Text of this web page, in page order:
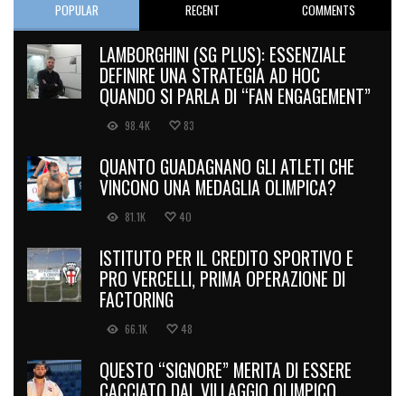
POPULAR RECENT COMMENTS
LAMBORGHINI (SG PLUS): ESSENZIALE
DEFINIRE UNA STRATEGIA AD HOC
QUANDO SI PARLA DI “FAN ENGAGEMENT”
98.4K 83
QUANTO GUADAGNANO GLI ATLETI CHE
VINCONO UNA MEDAGLIA OLIMPICA?
81.1K 40
ISTITUTO PER IL CREDITO SPORTIVO E
PRO VERCELLI, PRIMA OPERAZIONE DI
FACTORING
66.1K 48
QUESTO “SIGNORE” MERITA DI ESSERE